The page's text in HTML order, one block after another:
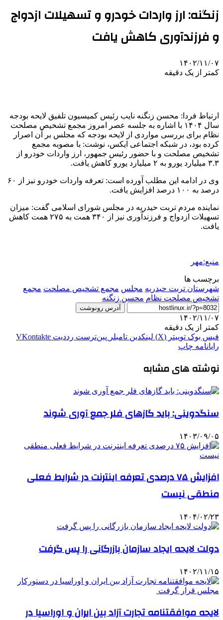
زنگنه: ارز واردات خودرو و تسهیلات ازدواج
و فرزندآوری کاهش یافت
۱۴۰۲/۱۱/۰۷
کمتر از یک دقیقه
ارتباط فردا: محسن زنگنه نایب رئیس کمیسیون تلفیق لایحه بودجه
سال ۱۴۰۴ با اشاره به جلسه عصر امروز مجمع تشخیص مصلحت
نظام برای بررسی مواردی از لایحه بودجه که مجلس بر آن اصرار
کرده بود، در شبکه اجتماعی ایکس، نوشت: با مصوبه مجمع
تشخیص مصلحت و با حضور رئیس جمهور، ارز واردات خودرو از
۳.۳ میلیارد یورو به ۲ میلیارد یورو کاهش یافت.
وی در ادامه این مطلب آورده است: تعرفه واردات خودرو نیز از ۶۰
درصد به ۱۰۰ درصد افزایش یافت.
نماینده مردم تربت حیدریه در مجلس شورای اسلامی گفت: میزان
تسهیلات ازدواج و فرزندآوری
نیز از ۳۴۰ همت به ۲۷۵ همت کاهش
یافت.
منبع:مهر
برچسب ها
شهرستان تربت حیدریه مجلس مجمع تشخیص مصلحت مجمع
تشخیص مصلحت نظام محسن زنگنه
آدرس رونوشت
۱۴۰۲/۱۱/۰۷
کمتر از یک دقیقه
فیس بوک توییتر (X) لینکدین ‫تامبلر ‫پین‌ترست ‫رددیت ‫VKontakte
رایانامه چاپ
نوشته های مشابه
سنگدوینی: باید گازهای فلر جمع آوری شوند
۱۴۰۳/۰۹/۰۵
افزایش ۷۵ درصدی تعرفه اینترنت در شرایط فعلی
منطقی نیست
۱۴۰۴/۰۲/۲۳
دولت لایحه ایجاد سازمان بازرگانی را پس گرفت
۱۴۰۲/۱۱/۱۵
لایحه موافقتنامه تجارت آزاد بین ایران و اوراسیا در